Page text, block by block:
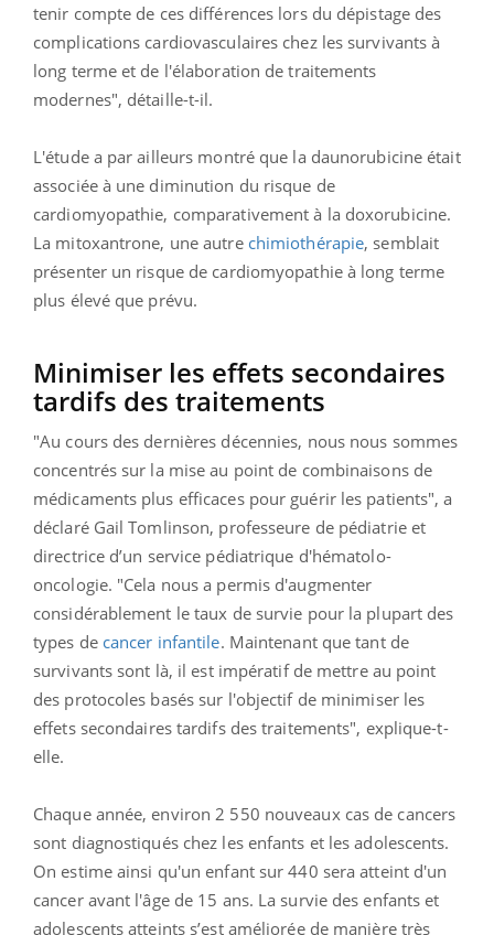
tenir compte de ces différences lors du dépistage des
complications cardiovasculaires chez les survivants à
long terme et de l'élaboration de traitements
modernes", détaille-t-il.
L'étude a par ailleurs montré que la daunorubicine était
associée à une diminution du risque de
cardiomyopathie, comparativement à la doxorubicine.
La mitoxantrone, une autre chimiothérapie, semblait
présenter un risque de cardiomyopathie à long terme
plus élevé que prévu.
Minimiser les effets secondaires
tardifs des traitements
"Au cours des dernières décennies, nous nous sommes
concentrés sur la mise au point de combinaisons de
médicaments plus efficaces pour guérir les patients", a
déclaré Gail Tomlinson, professeure de pédiatrie et
directrice d’un service pédiatrique d'hématolo-
oncologie. "Cela nous a permis d'augmenter
considérablement le taux de survie pour la plupart des
types de cancer infantile. Maintenant que tant de
survivants sont là, il est impératif de mettre au point
des protocoles basés sur l'objectif de minimiser les
effets secondaires tardifs des traitements", explique-t-
elle.
Chaque année, environ 2 550 nouveaux cas de cancers
sont diagnostiqués chez les enfants et les adolescents.
On estime ainsi qu'un enfant sur 440 sera atteint d'un
cancer avant l'âge de 15 ans. La survie des enfants et
adolescents atteints s’est améliorée de manière très